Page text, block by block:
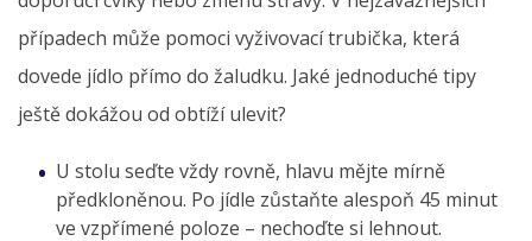
případech může pomoci vyživovací trubička, která
dovede jídlo přímo do žaludku. Jaké jednoduché tipy
ještě dokážou od obtíží ulevit?
U stolu seďte vždy rovně, hlavu mějte mírně
předkloněnou. Po jídle zůstaňte alespoň 45 minut
ve vzpřímené poloze – nechoďte si lehnout.